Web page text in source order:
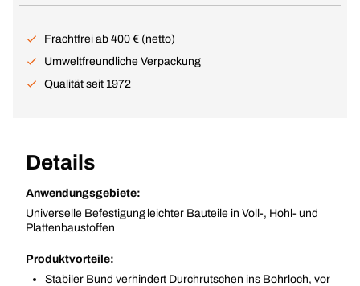
Frachtfrei ab 400 € (netto)
Umweltfreundliche Verpackung
Qualität seit 1972
Details
Anwendungsgebiete:
Universelle Befestigung leichter Bauteile in Voll-, Hohl- und
Plattenbaustoffen
Produktvorteile:
Stabiler Bund verhindert Durchrutschen ins Bohrloch, vor